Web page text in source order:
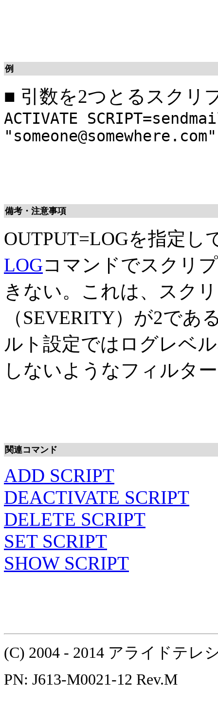
例
■ 引数を2つとるスクリ
ACTIVATE
備考・注意事項
OUTPUT=LOGを指定
LOGコマンドでスクリ
きない。これは、スク
（SEVERITY）が2で
ルト設定ではログレベ
しないようなフィルタ
関連コマンド
ADD SCRIPT
DEACTIVATE SCRIPT
DELETE SCRIPT
SET SCRIPT
SHOW SCRIPT
(C) 2004 - 2014 アライドテ
PN: J613-M0021-12 Rev.M